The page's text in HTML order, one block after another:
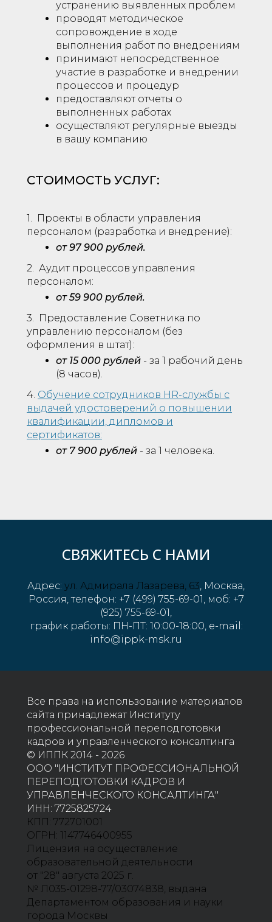
устранению выявленных проблем
проводят методическое
сопровождение в ходе
выполнения работ по внедрениям
принимают непосредственное
участие в разработке и внедрении
процессов и процедур
предоставляют отчеты о
выполненных работах
осуществляют регулярные выезды
в вашу компанию
СТОИМОСТЬ УСЛУГ:
1. Проекты в области управления
персоналом (разработка и внедрение):
от 97 900 рублей.
2. Аудит процессов управления
персоналом:
от 59 900 рублей.
3. Предоставление Советника по
управлению персоналом (без
оформления в штат):
от 15 000 рублей - за 1 рабочий день
(8 часов).
4. Обучение сотрудников HR-службы с
выдачей удостоверений о повышении
квалификации, дипломов и
сертификатов:
от 7 900 рублей - за 1 человека.
СВЯЖИТЕСЬ С НАМИ
Адрес: ул. Адмирала Лазарева, 63, Москва,
Россия, телефон: +7 (499) 755-69-01, моб: +7
(925) 755-69-01,
график работы: ПН-ПТ: 10:00-18:00, e-mail:
info@ippk-msk.ru
Все права на использование материалов
сайта принадлежат Институту
профессиональной переподготовки
кадров и управленческого консалтинга
© ИППК 2014 - 2026
ООО "ИНСТИТУТ ПРОФЕССИОНАЛЬНОЙ
ПЕРЕПОДГОТОВКИ КАДРОВ И
УПРАВЛЕНЧЕСКОГО КОНСАЛТИНГА"
ИНН: 7725825724
КПП: 772701001
ОГРН: 1147746400955
Лицензия на осуществление
образовательной деятельности
от "28" августа 2025 г.
№ Л035-01298-77/03074838, выдана
Департаментом образования и науки
города Москвы